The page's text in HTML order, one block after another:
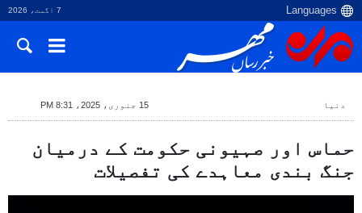
7 اگست، 2026
دنیا 15 جنوری، 2025، 8:31 PM
حماس اور صہیونی حکومت کے درمیان
جنگ بندی معاہدے کی تفصیلات